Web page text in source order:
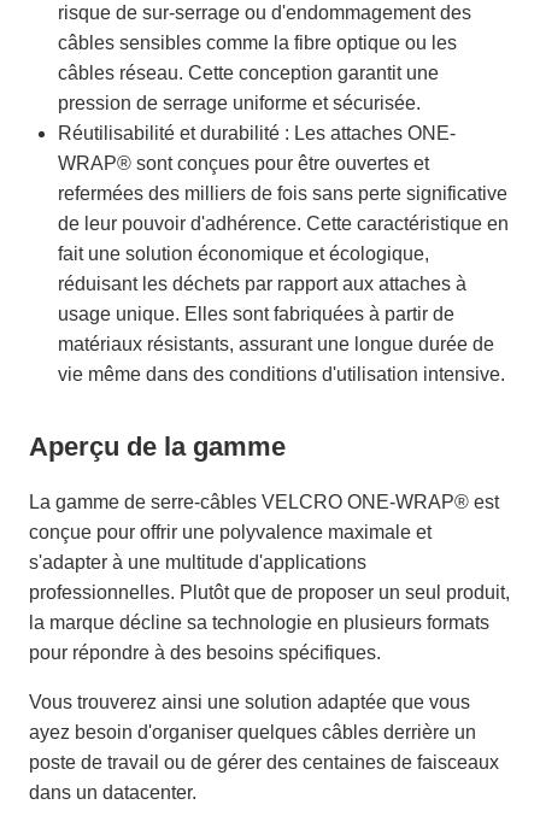
risque de sur-serrage ou d'endommagement des
câbles sensibles comme la fibre optique ou les
câbles réseau. Cette conception garantit une
pression de serrage uniforme et sécurisée.
Réutilisabilité et durabilité : Les attaches ONE-
WRAP® sont conçues pour être ouvertes et
refermées des milliers de fois sans perte significative
de leur pouvoir d'adhérence. Cette caractéristique en
fait une solution économique et écologique,
réduisant les déchets par rapport aux attaches à
usage unique. Elles sont fabriquées à partir de
matériaux résistants, assurant une longue durée de
vie même dans des conditions d'utilisation intensive.
Aperçu de la gamme
La gamme de serre-câbles VELCRO ONE-WRAP® est
conçue pour offrir une polyvalence maximale et
s'adapter à une multitude d'applications
professionnelles. Plutôt que de proposer un seul produit,
la marque décline sa technologie en plusieurs formats
pour répondre à des besoins spécifiques.
Vous trouverez ainsi une solution adaptée que vous
ayez besoin d'organiser quelques câbles derrière un
poste de travail ou de gérer des centaines de faisceaux
dans un datacenter.